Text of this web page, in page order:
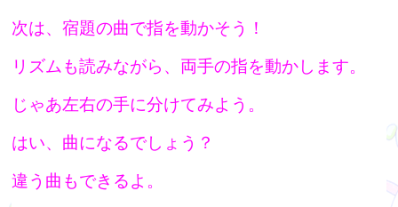
次は、宿題の曲で指を動かそう！
リズムも読みながら、両手の指を動かします。
じゃあ左右の手に分けてみよう。
はい、曲になるでしょう？
違う曲もできるよ。